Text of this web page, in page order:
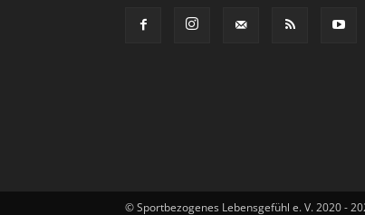
© Sportbezogenes Lebensgefühl e. V. 2020 -